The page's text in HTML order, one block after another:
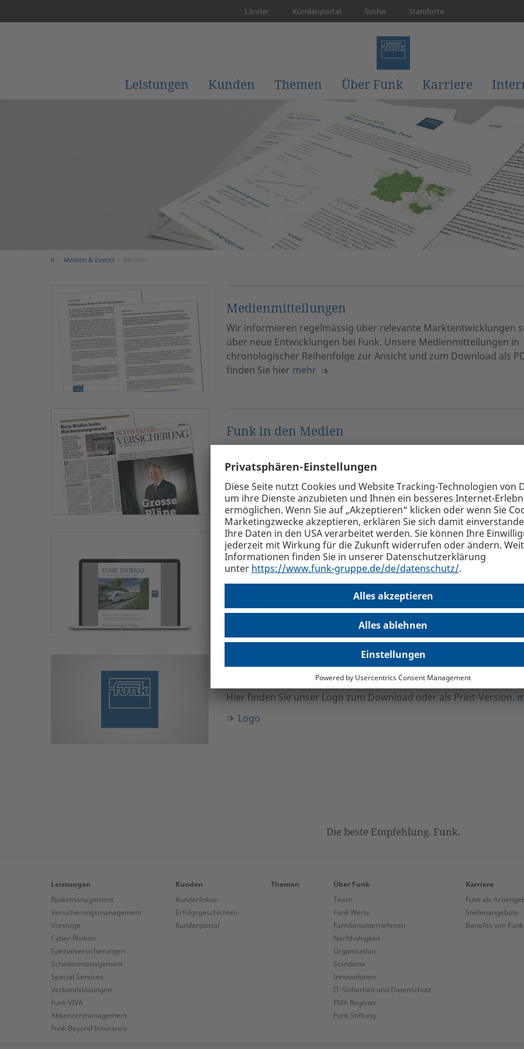
Länder Kundenportal Suche Standorte
Leistungen Kunden Themen Über Funk Karriere
li Medien & Events Medien
Medienmitteilungen
Wir informieren regelmässig über relevante Marktentwicklungen
über neue Entwicklungen bei Funk. Unsere Medienmitteilungen in
chronologischer Reihenfolge zur Ansicht und zum Download als
finden Sie hier mehr
Funk in den Medien
Medien/Fachzeitschriften
Journal Online Letter
Hier finden Sie unser Funk Journal als Online-Ausgabe.
Hier finden Sie unser Logo zum Download oder als Print-Version.
Logo
Die beste Empfehlung. Funk.
Leistungen
Risikomanagement
Versicherungsmanagement
Vorsorge
Cyber-Risiken
Spezialversicherungen
Schadenmanagement
Special Services
Verbandslösungen
Funk VIVA
Absenzenmanagement
Funk Beyond Insurance
Kunden
Kundenfokus
Erfolgsgeschichten
Kundenportal
Themen
Über Funk
Team
Funk Werte
Familienunternehmen
Nachhaltigkeit
Organisation
Standorte
Innovationen
IT-Sicherheit und Datenschutz
FMA Register
Funk Stiftung
Karriere
Funk als
Stellenangebote
Benefits von Funk